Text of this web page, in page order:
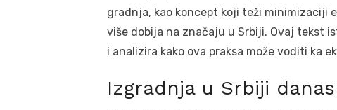
gradnja, kao koncept koji teži minimizaciji
više dobija na značaju u Srbiji. Ovaj tekst
i analizira kako ova praksa može voditi ka
Izgradnja u Srbiji danas